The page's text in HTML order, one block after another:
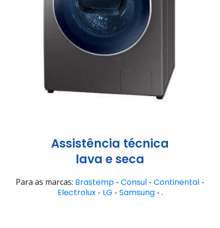
Assistência técnica
lava e seca
Para as marcas: Brastemp - Consul - Continental -
Electrolux- LG - Samsung- .